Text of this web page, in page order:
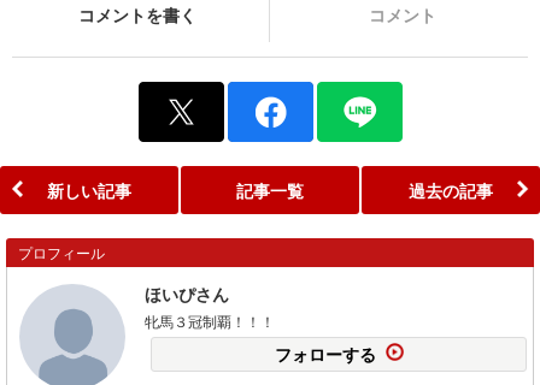
コメントを書く コメント
新しい記事 記事一覧 過去の記事
プロフィール
ほいぴさん
牝馬３冠制覇！！！
フォローする